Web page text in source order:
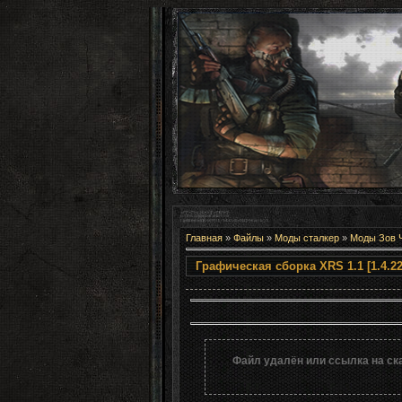
Главная» Файлы » Моды сталкер » Моды Зов
Графическая
Файл удалён или ссылка на